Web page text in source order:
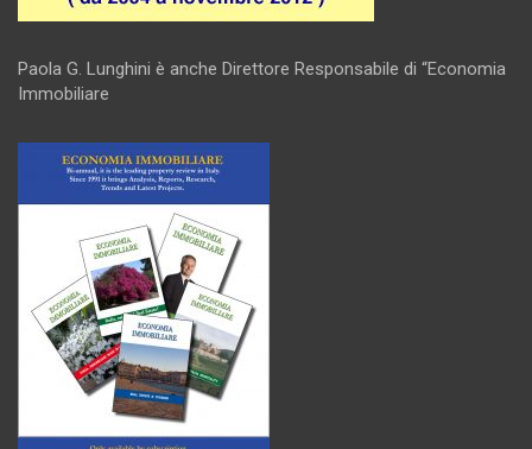
Paola G. Lunghini è anche Direttore Responsabile di “Economia
Immobiliare